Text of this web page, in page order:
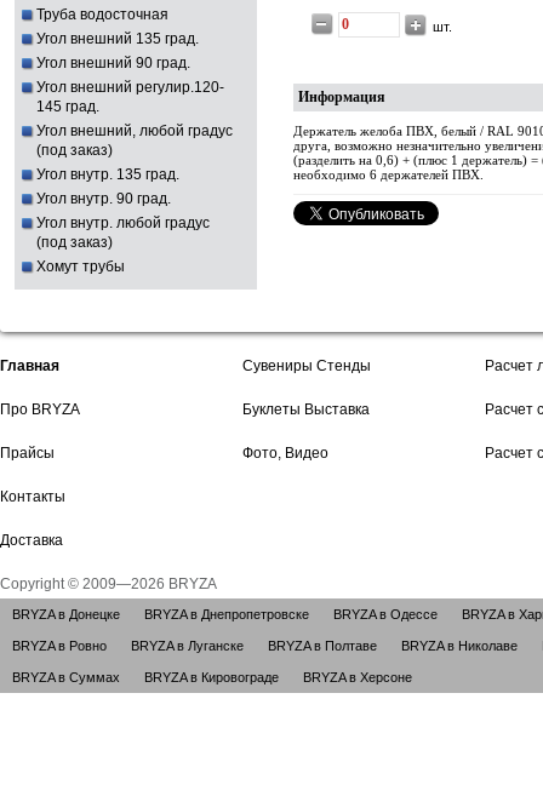
Труба водосточная
Угол внешний 135 град.
Угол внешний 90 град.
Угол внешний регулир.120-
145 град.
Угол внешний, любой градус
(под заказ)
Угол внутр. 135 град.
Угол внутр. 90 град.
Угол внутр. любой градус
(под заказ)
Хомут трубы
шт.
Информация
Держатель желоба ПВХ, белый / RAL
друга, возможно незначительно
(разделить на 0,6) + (плюс 1 держатель)
необходимо 6 держателей ПВХ.
Главная
Про BRYZA
Прайсы
Контакты
Доставка
Сувениры Стенды
Буклеты Выставка
Фото, Видео
Расчет
Расчет
Расчет
Copyright © 2009—2026 BRYZA
BRYZA в Донецке BRYZA в Днепропетровске BRYZA в Одессе BRYZA в
BRYZA в Ровно BRYZA в Луганске BRYZA в Полтаве BRYZA в Николаве
BRYZA в Суммах BRYZA в Кировограде BRYZA в Херсоне